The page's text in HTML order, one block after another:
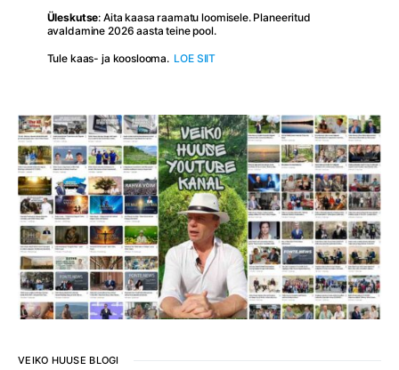
Üleskutse: Aita kaasa raamatu loomisele. Planeeritud
avaldamine 2026 aasta teine pool.
Tule kaas- ja kooslooma. LOE SIIT
VEIKO HUUSE BLOGI